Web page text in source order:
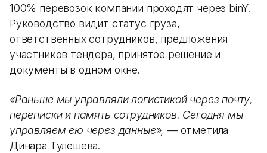
100% перевозок компании проходят через binY.
Руководство видит статус груза,
ответственных сотрудников, предложения
участников тендера, принятое решение и
документы в одном окне.
«Раньше мы управляли логистикой через почту,
переписки и память сотрудников. Сегодня мы
управляем ею через данные», — отметила
Динара Тулешева.